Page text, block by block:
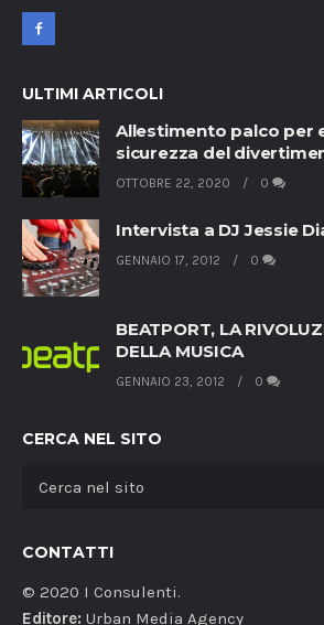
ULTIMI ARTICOLI
Allestimento palco per
sicurezza del
OTTOBRE 22, 2020 0
Intervista a DJ Jessie
GENNAIO 17, 2012 0
BEATPORT, LA
DELLA MUSICA
GENNAIO 23, 2012 0
CERCA NEL SITO
CONTATTI
© 2020 I Consulenti.
Editore: Urban Media Agency